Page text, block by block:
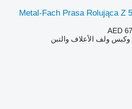
Metal-Fach Prasa Rolująca Z
AED
وكبس ولف الأعلاف والتبن